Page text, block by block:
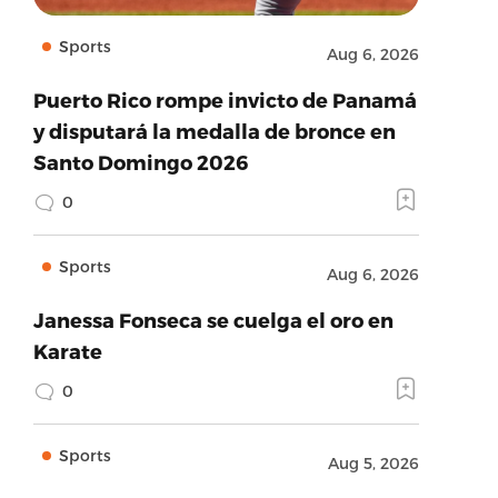
Sports Aug 6, 2026
Puerto Rico rompe invicto de Panamá
y disputará la medalla de bronce en
Santo Domingo 2026
0
Sports Aug 6, 2026
Janessa Fonseca se cuelga el oro en
Karate
0
Sports Aug 5, 2026